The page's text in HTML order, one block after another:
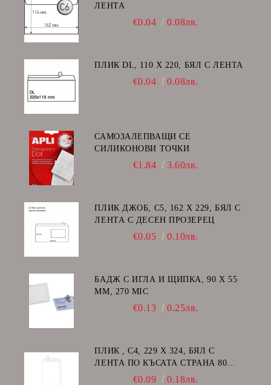
ЛЕНТА
€0.04 0.08лв.
ПЛИК DL, 110 Х 220, БЯЛ С ЛЕНТА
€0.04 0.08лв.
САМОЗАЛЕПВАЩИ СЕ
СИЛИКОНОВИ ТОЧКИ
€1.84 3.60лв.
ПЛИК ДЖОБ, C5, 162 Х 229, БЯЛ С
ЛЕНТА С ДЕСЕН ПРОЗЕРЕЦ
€0.05 0.10лв.
БАДЖ С ИГЛА И ЩИПКА, 90 Х 55
ММ, 270 MIC
€0.13 0.25лв.
ПЛИК , C4, 229 Х 324, БЯЛ С
ЛЕНТА ПО КЪСАТА СТРАНА 80
€0.09 0.18лв.